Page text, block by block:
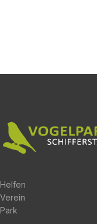
Helfen
Verein
Park